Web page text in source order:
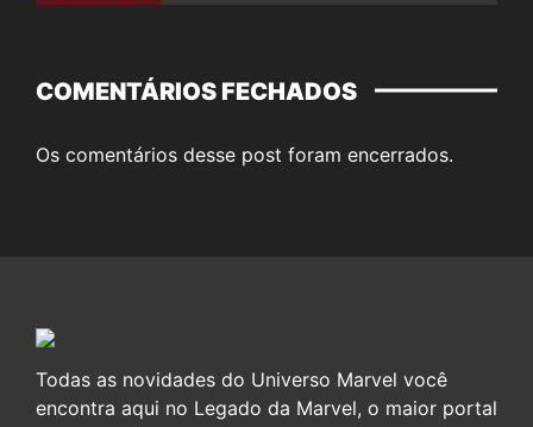
COMENTÁRIOS FECHADOS
Os comentários desse post foram encerrados.
Todas as novidades do Universo Marvel você
encontra aqui no Legado da Marvel, o maior portal